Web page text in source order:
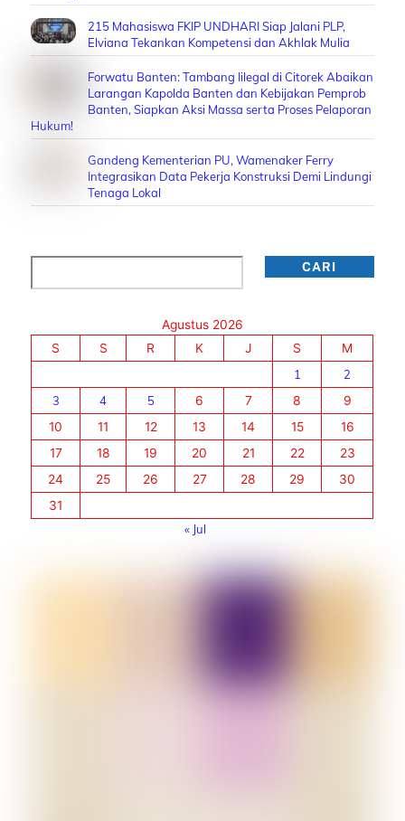
215 Mahasiswa FKIP UNDHARI Siap Jalani PLP,
Elviana Tekankan Kompetensi dan Akhlak Mulia
Forwatu Banten: Tambang Iilegal di Citorek Abaikan
Larangan Kapolda Banten dan Kebijakan Pemprob
Banten, Siapkan Aksi Massa serta Proses Pelaporan
Hukum!
Gandeng Kementerian PU, Wamenaker Ferry
Integrasikan Data Pekerja Konstruksi Demi Lindungi
Tenaga Lokal
CARI
Agustus 2026
S
S R K J S
M
1
2
3
4 5 6 7 8
9
10
11 12 13 14 15
16
17
18 19 20 21 22
23
24
25 26 27 28 29
30
31
« Jul